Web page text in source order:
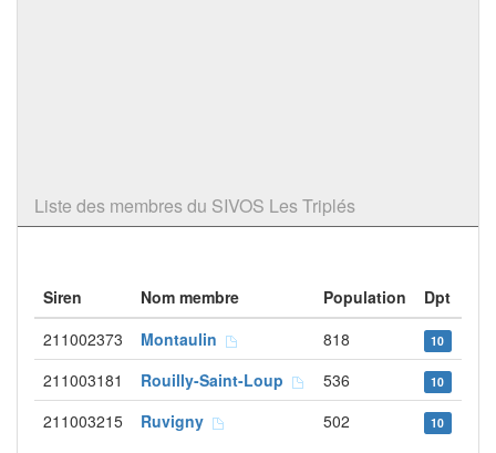
Liste des membres du SIVOS Les Triplés
Siren Nom membre Population
Dpt
211002373
Montaulin 818 10
211003181 Rouilly-Saint-Loup 536 10
211003215 Ruvigny 502 10